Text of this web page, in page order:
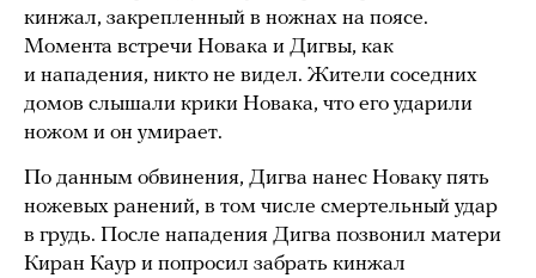
кинжал, закрепленный в ножнах на поясе.
Момента встречи Новака и Дигвы, как
и нападения, никто не видел. Жители соседних
домов слышали крики Новака, что его ударили
ножом и он умирает.
По данным обвинения, Дигва нанес Новаку пять
ножевых ранений, в том числе смертельный удар
в грудь. После нападения Дигва позвонил матери
Киран Каур и попросил забрать кинжал